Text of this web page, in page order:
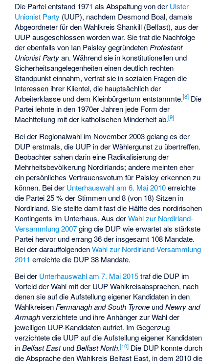
Die Partei entstand 1971 als Abspaltung von der Ulster
Unionist Party (UUP), nachdem Desmond Boal, damals
Abgeordneter für den Wahlkreis Shankill (Belfast), aus der
UUP ausgeschlossen worden war. Sie trat die Nachfolge
der ebenfalls von Ian Paisley gegründeten Protestant
Unionist Partyan. Während sie in konstitutionellen und
Sicherheitsangelegenheiten einen deutlich rechten
Standpunkt einnahm, vertrat sie in sozialen Fragen die
Interessen ihrer Klientel, die hauptsächlich der
Arbeiterklasse und dem Kleinbürgertum entstammte.[8] Die
Partei lehnte in den 1970er Jahren jede Form der
Machtteilung mit der katholischen Minderheit ab.[9]
Bei der Regionalwahl im November 2003 gelang es der
DUP erstmals, die UUP in der Wählergunst zu übertreffen.
Beobachter sahen darin eine Radikalisierung der
Mehrheitsbevölkerung Nordirlands; andere meinten eher
ein persönliches Vertrauensvotum für Paisley erkennen zu
können. Bei der Unterhauswahl am 6. Mai 2010erreichte
die Partei 25 % der Stimmen und 8 (von 18) Sitzen in
Nordirland. Sie stellte damit fast die Hälfte des nordirischen
Kontingents im Unterhaus. Aus derWahl zur Nordirland-
Versammlung 2007ging die DUP wie erwartet als stärkste
Partei hervor und errang 36 der insgesamt 108 Mandate.
Bei der darauffolgendenWahl zur Nordirland-Versammlung
2011 erreichte die DUP 38 Mandate.
Bei der Unterhauswahl am 7. Mai 2015traf die DUP im
Vorfeld der Wahl mit der UUP Wahlkreisabsprachen, nach
denen sie auf die Aufstellung eigener Kandidaten in den
WahlkreisenFermanagh and South Tyrone undNewry and
Armaghverzichtete und ihre Anhänger zur Wahl der
jeweiligen UUP-Kandidaten aufrief. Im Gegenzug
verzichtete die UUP auf die Aufstellung eigener Kandidaten
inBelfast EastundBelfast North.[10] Die DUP konnte durch
die Absprache den Wahlkreis Belfast East, in dem 2010 die